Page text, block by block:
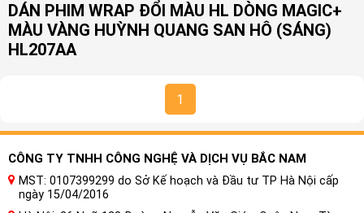
DÁN PHIM WRAP ĐỔI MÀU HL DÒNG MAGIC+
MÀU VÀNG HUỲNH QUANG SAN HÔ (SÁNG)
HL207AA
1
CÔNG TY TNHH CÔNG NGHỆ VÀ DỊCH VỤ BẮC NAM
MST: 0107399299 do Sở Kế hoạch và Đầu tư TP Hà Nội cấp
ngày 15/04/2016